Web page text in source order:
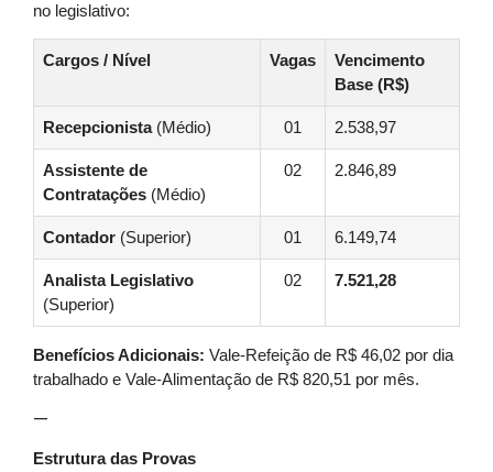
no legislativo:
Cargos / Nível Vagas
Vencimento
Base (R$)
Recepcionista(Médio) 01 2.538,97
Assistente de
Contratações (Médio)
02 2.846,89
Contador (Superior) 01 6.149,74
Analista Legislativo
(Superior)
02 7.521,28
Benefícios Adicionais: Vale-Refeição de R$ 46,02 por dia
trabalhado e Vale-Alimentação de R$ 820,51 por mês.
—
Estrutura das Provas